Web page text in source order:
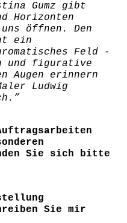
Gumz gibt
Horizonten
öffnen. Den
ein
Feld -
und figurative
Augen erinnern
Ludwig
Sie sich bitte
Sie mir